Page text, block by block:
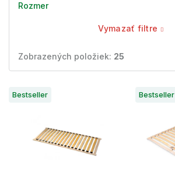
Rozmer
Vymazať filtre
Zobrazených položiek: 25
ý
Bestseller Bestseller